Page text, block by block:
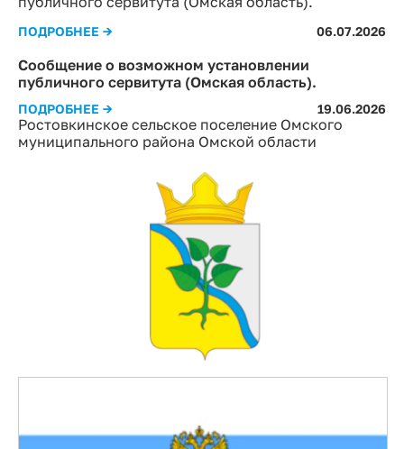
Ростовкинское сельское поселение Омского
муниципального района Омской области
ПОДРОБНЕЕ → 06.07.2026
Сообщение о возможном установлении
публичного сервитута (Омская область).
ПОДРОБНЕЕ → 19.06.2026